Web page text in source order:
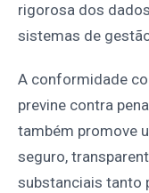
rigorosa dos
sistemas de
A conformidade
previne contra
também promove
seguro,
substanciais tanto